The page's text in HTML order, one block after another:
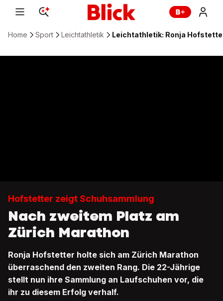
Home Sport Leichtathletik Leichtathletik: Ronja
Hofstetter zeigt Schuhsammlung
Nach zweitem Platz am
Zürich Marathon
Ronja Hofstetter holte sich am Zürich Marathon
überraschend den zweiten Rang. Die 22-Jährige
stellt nun ihre Sammlung an Laufschuhen vor, die
ihr zu diesem Erfolg verhalf.